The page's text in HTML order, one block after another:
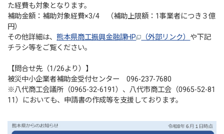
た経費も対象となります。
補助金額：補助対象経費×3/4 （補助上限額：1事業者につき３億
円）
その他詳細は、熊本県商工振興金融課HP （外部リンク） や下記
チラシ等をご覧ください。
【問合せ先（1/26より）】
被災中小企業者補助金受付センター 096-237-7680
※八代商工会議所（0965-32-6191）、八代市商工会（0965-52-81
11）においても、申請書の作成等を支援しております。